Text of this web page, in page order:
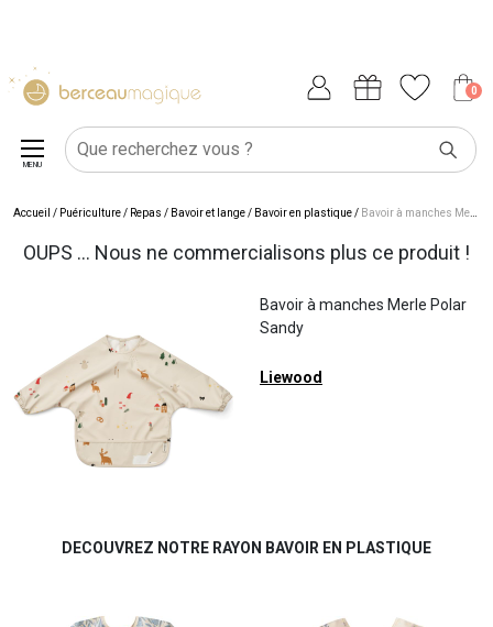
0
MENU
Accueil / Puériculture/ Repas / Bavoir et lange/ Bavoir en plastique/ Bavoir à manches Merle Polar Sandy
OUPS ... Nous ne commercialisons plus ce produit !
Bavoir à manches Merle Polar
Sandy
Liewood
DECOUVREZ NOTRE RAYON BAVOIR EN PLASTIQUE